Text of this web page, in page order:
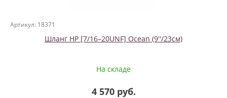
Артикул: 18371
Шланг HP [7/16–20UNF] Ocean (9''/23см)
На складе
4 570 руб.